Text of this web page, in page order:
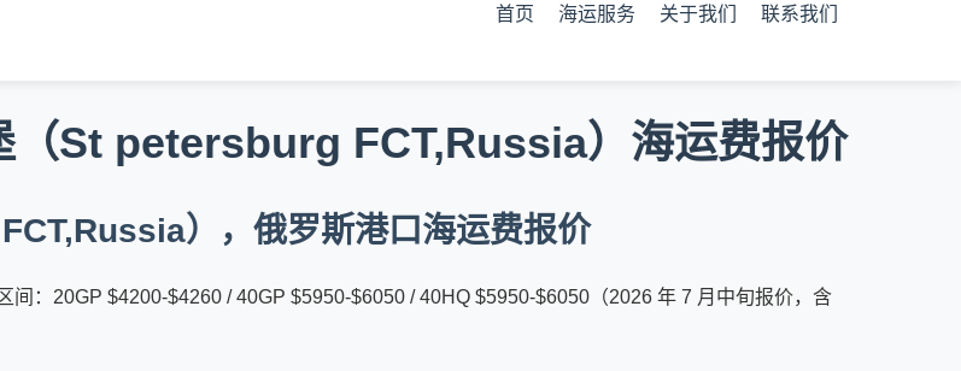
首页 海运服务 关于我们 联系我们
（St petersburg FCT,Russia）海运费报价
），俄罗斯港口海运费报价
：20GP $4200-$4260 / 40GP $5950-$6050 / 40HQ $5950-$6050（2026 年 7 月中旬报价，含